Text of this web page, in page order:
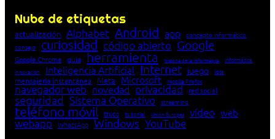
Nube de etiquetas
actualización Alphabet Android app concepto informático
consejo
curiosidad código abierto Google
Google Chrome guía herramienta historia de la Informática Informática
innovación Inteligencia Artificial Internet juego lista
mensajería instantánea Meta Microsoft Mozilla Firefox
navegador web novedad privacidad red social
seguridad Sistema Operativo streaming
teléfono móvil truco tutorial Unión Europea vídeo web
webapp WhatsApp Windows YouTube